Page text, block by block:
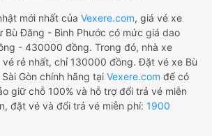
mới nhất của Vexere.com, giá vé xe
Bù Đăng - Bình Phước có mức giá dao
- 430000 đồng. Trong đó, nhà xe
vé rẻ nhất, chỉ 130000 đồng. Đặt vé xe Bù
Gòn chính hãng tại Vexere.com để có
giữ chỗ 100% và hỗ trợ đổi trả vé miễn
đặt vé và đổi trả vé miễn phí: 1900